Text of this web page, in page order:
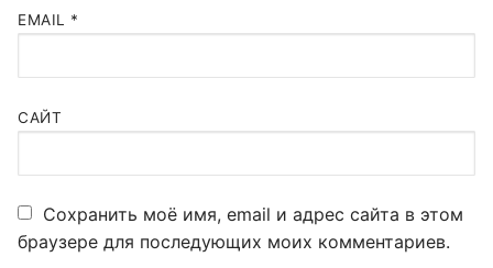
EMAIL *
САЙТ
Сохранить моё имя, email и адрес сайта в этом
браузере для последующих моих комментариев.